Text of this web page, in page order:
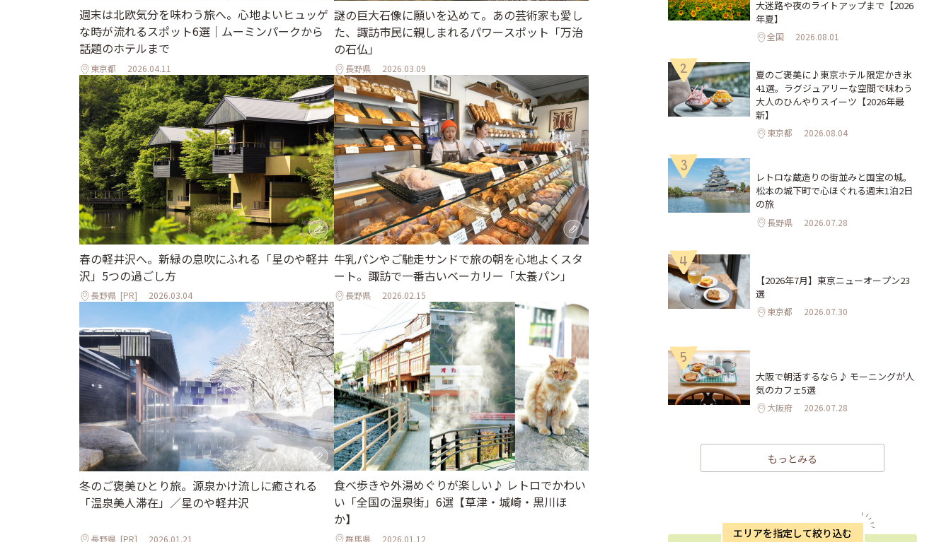
週末は北欧気分を味わう旅へ。心地よいヒュッゲ
な時が流れるスポット6選｜ムーミンパークから
話題のホテルまで
東京都 2026.04.11
謎の巨大石像に願いを込めて。あの芸術家も愛し
た、諏訪市民に親しまれるパワースポット「万治
の石仏」
長野県 2026.03.09
春の軽井沢へ。新緑の息吹にふれる「星のや軽井
沢」5つの過ごし方
長野県 [PR] 2026.03.04
牛乳パンやご馳走サンドで旅の朝を心地よくスタ
ート。諏訪で一番古いベーカリー「太養パン」
長野県 2026.02.15
冬のご褒美ひとり旅。源泉かけ流しに癒される
「温泉美人滞在」／星のや軽井沢
長野県 [PR] 2026.01.21
食べ歩きや外湯めぐりが楽しい♪ レトロでかわい
い「全国の温泉街」6選【草津・城崎・黒川ほ
か】
群馬県 2026.01.12
大迷路や夜のライトアップまで【2026
年夏】
全国 2026.08.01
2
夏のご褒美に♪東京ホテル限定かき氷
41選。ラグジュアリーな空間で味わう
大人のひんやりスイーツ【2026年最
新】
東京都 2026.08.04
3
レトロな蔵造りの街並みと国宝の城。
松本の城下町で心ほぐれる週末1泊2日
の旅
長野県 2026.07.28
4
【2026年7月】東京ニューオープン23
選
東京都 2026.07.30
5
大阪で朝活するなら♪ モーニングが人
気のカフェ5選
大阪府 2026.07.28
もっとみる
エリアを指定して絞り込む